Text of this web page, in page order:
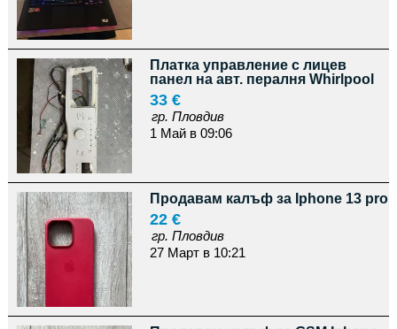
Платка управление с лицев
панел на авт. пералня Whirlpool
33 €
гр. Пловдив
1 Май в 09:06
Продавам калъф за Iphone 13 pro
22 €
гр. Пловдив
27 Март в 10:21